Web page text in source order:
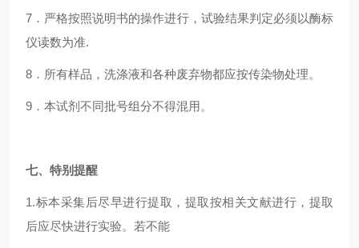
7 ．严格按照说明书的操作进行，试验结果判定必须以酶标
仪读数为准.
8 ．所有样品，洗涤液和各种废弃物都应按传染物处理。
9 ．本试剂不同批号组分不得混用。
七、特别提醒
1.标本采集后尽早进行提取，提取按相关文献进行，提取
后应尽快进行实验。若不能